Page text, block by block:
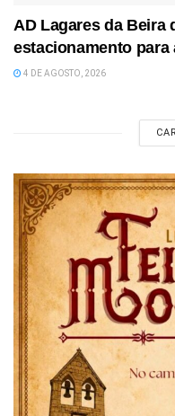
AD Lagares da Beira
estacionamento para
4 DE AGOSTO, 2026